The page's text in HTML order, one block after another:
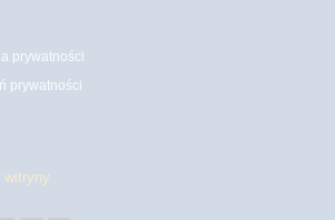
prywatności
prywatności
witryny